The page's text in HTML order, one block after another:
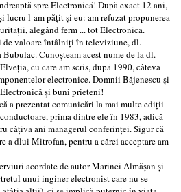
spre Electronică! După exact 12 ani,
lucru l-am pățit și eu: am refuzat propunerea
alegând ferm ... tot Electronica.
de valoare întâlniți în televiziune, dl.
Cunoșteam acest nume de la dl.
cu care am scris, după 1990, câteva
electronice. Domnii Băjenescu și
și buni prieteni!
a prezentat comunicări la mai multe ediții
prima dintre ele în 1983, adică
câțiva ani managerul conferinței. Sigur că
a dlui Mitrofan, pentru a cărei acceptare am
acordate de autor Marinei Almășan și
unui inginer electronist care nu se